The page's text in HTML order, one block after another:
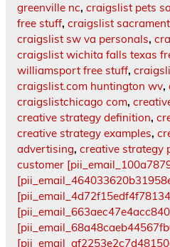
greenville nc, craigslist pets
free stuff, craigslist
craigslist sw va personals,
craigslist wichita falls texas
williamsport free stuff,
craigslist.com huntington wv,
craigslistchicago com,
creative strategy definition,
creative strategy examples,
advertising, creative strategy
customer